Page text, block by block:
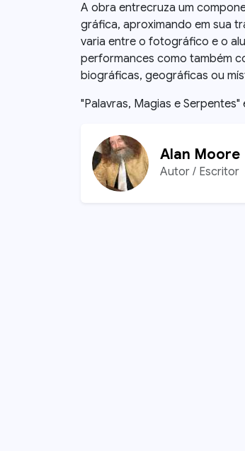
A obra entrecruza um
gráfica, aproximando em sua
varia entre o fotográfico e o
performances como também
biográficas, geográficas ou
"Palavras, Magias e Serpentes"
Alan Moore
Autor / Escritor